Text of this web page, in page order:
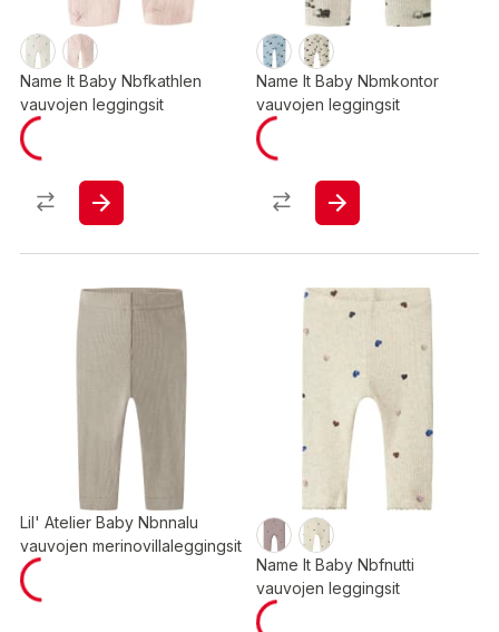
Name It Baby Nbfkathlen
vauvojen leggingsit
Name It Baby Nbmkontor
vauvojen leggingsit
Lil' Atelier Baby Nbnnalu
vauvojen merinovillaleggingsit
Name It Baby Nbfnutti
vauvojen leggingsit